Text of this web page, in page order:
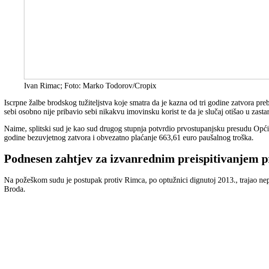
Ivan Rimac; Foto: Marko Todorov/Cropix
Iscrpne žalbe brodskog tužiteljstva koje smatra da je kazna od tri godine zatvora
sebi osobno nije pribavio sebi nikakvu imovinsku korist te da je slučaj otišao u
Naime, splitski sud je kao sud drugog stupnja potvrdio prvostupanjsku presudu
godine bezuvjetnog zatvora i obvezatno plaćanje 663,61 euro paušalnog troška.
Podnesen zahtjev za izvanrednim preispitivanjem
Na požeškom sudu je postupak protiv Rimca, po optužnici dignutoj 2013., trajao
Broda.